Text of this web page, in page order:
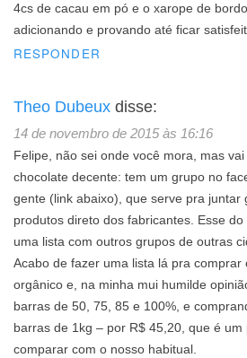
4cs de cacau em pó e o xarope de
adicionando e provando até ficar
RESPONDER
Theo Dubeux disse:
14 de novembro de 2015 às 16:16
Felipe, não sei onde você mora, mas
chocolate decente: tem um grupo no
gente (link abaixo), que serve pra juntar
produtos direto dos fabricantes. Esse
uma lista com outros grupos de outras
Acabo de fazer uma lista lá pra comprar
orgânico e, na minha mui humilde
barras de 50, 75, 85 e 100%, e
barras de 1kg – por R$ 45,20, que é
comparar com o nosso habitual.